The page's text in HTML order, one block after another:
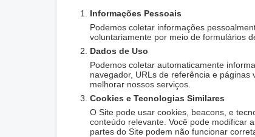
Informações Pessoais
Podemos coletar informações
voluntariamente por meio de formulários
Dados de Uso
Podemos coletar automaticamente
navegador, URLs de referência e
melhorar nossos serviços.
Cookies e Tecnologias Similares
O Site pode usar cookies, beacons, e
conteúdo relevante. Você pode modificar
partes do Site podem não funcionar